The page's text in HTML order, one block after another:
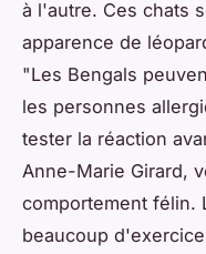
à l'autre. Ces chats
apparence de
"Les Bengals
les personnes
tester la réaction
Anne-Marie Girard,
comportement félin.
beaucoup